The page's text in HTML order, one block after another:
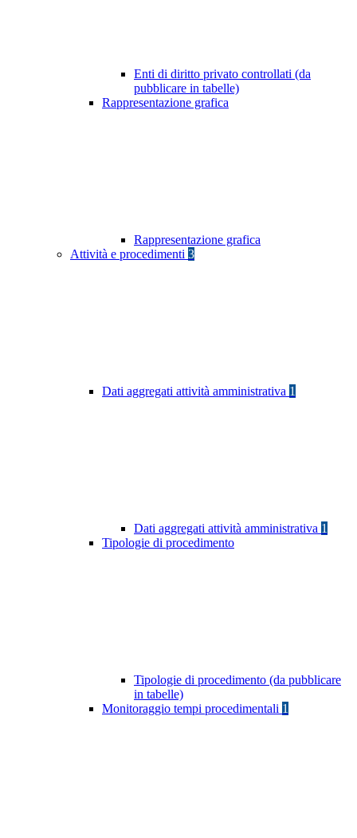
Enti di diritto privato controllati (da
pubblicare in tabelle)
Rappresentazione grafica
Rappresentazione grafica
Attività e procedimenti 3
Dati aggregati attività amministrativa 1
Dati aggregati attività amministrativa 1
Tipologie di procedimento
Tipologie di procedimento (da pubblicare
in tabelle)
Monitoraggio tempi procedimentali 1